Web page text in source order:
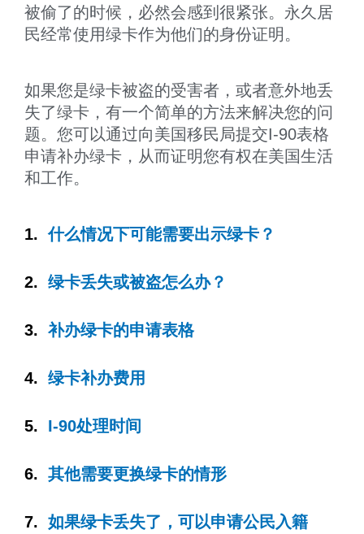
被偷了的时候，必然会感到很紧张。永久居
民经常使用绿卡作为他们的身份证明。
如果您是绿卡被盗的受害者，或者意外地丢
失了绿卡，有一个简单的方法来解决您的问
题。您可以通过向美国移民局提交I-90表格
申请补办绿卡，从而证明您有权在美国生活
和工作。
1.什么情况下可能需要出示绿卡？
2. 绿卡丢失或被盗怎么办？
3. 补办绿卡的申请表格
4. 绿卡补办费用
5. I-90处理时间
6. 其他需要更换绿卡的情形
7. 如果绿卡丢失了，可以申请公民入籍